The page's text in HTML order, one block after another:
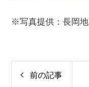
※写真提供：長岡
前の記事